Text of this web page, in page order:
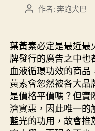
文
者
作者:奔跑犬巴
葉黃素必定是最近
牌發行的廣告之中
血液循環功效的商
黃素會忽然被各大
是價格平價嗎？但
濟實惠，因此唯一的
藍光的功用，故會